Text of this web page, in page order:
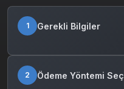
1 Gerekli Bilgiler
2 Ödeme Yöntemi Seç